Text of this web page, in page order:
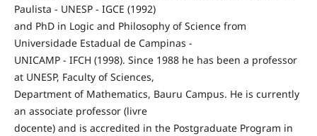
Paulista - UNESP - IGCE (1992)
and PhD in Logic and Philosophy of Science from
Universidade Estadual de Campinas -
UNICAMP - IFCH (1998). Since 1988 he has been a professor
at UNESP, Faculty of Sciences,
Department of Mathematics, Bauru Campus. He is currently
an associate professor (livre
docente) and is accredited in the Postgraduate Program in